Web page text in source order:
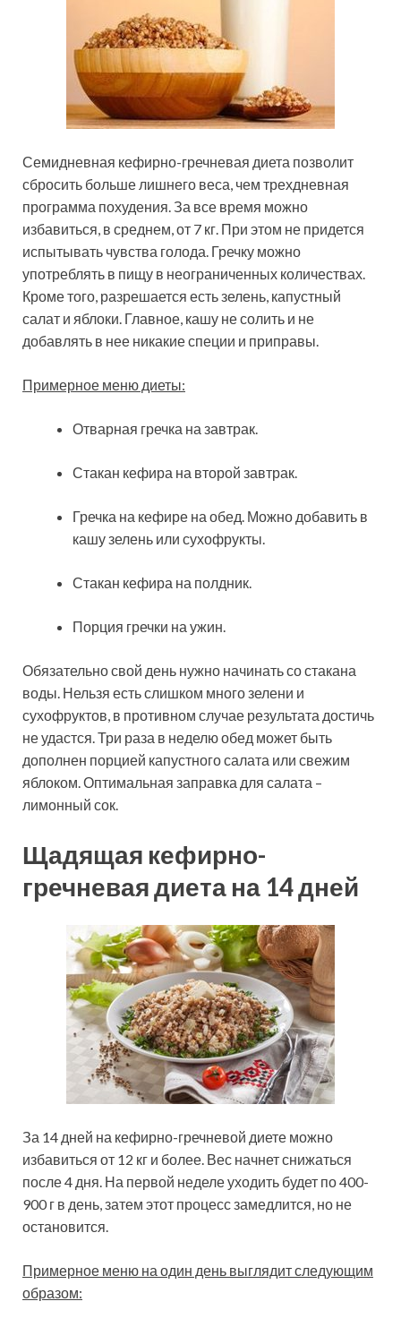
Семидневная кефирно-гречневая диета позволит
сбросить больше лишнего веса, чем трехдневная
программа похудения. За все время можно
избавиться, в среднем, от 7 кг. При этом не придется
испытывать чувства голода. Гречку можно
употреблять в пищу в неограниченных количествах.
Кроме того, разрешается есть зелень, капустный
салат и яблоки. Главное, кашу не солить и не
добавлять в нее никакие специи и приправы.
Примерное меню диеты:
Отварная гречка на завтрак.
Стакан кефира на второй завтрак.
Гречка на кефире на обед. Можно добавить в
кашу зелень или сухофрукты.
Стакан кефира на полдник.
Порция гречки на ужин.
Обязательно свой день нужно начинать со стакана
воды. Нельзя есть слишком много зелени и
сухофруктов, в противном случае результата достичь
не удастся. Три раза в неделю обед может быть
дополнен порцией капустного салата или свежим
яблоком. Оптимальная заправка для салата –
лимонный сок.
Щадящая кефирно-
гречневая диета на 14 дней
За 14 дней на кефирно-гречневой диете можно
избавиться от 12 кг и более. Вес начнет снижаться
после 4 дня. На первой неделе уходить будет по 400-
900 г в день, затем этот процесс замедлится, но не
остановится.
Примерное меню на один день выглядит следующим
образом: